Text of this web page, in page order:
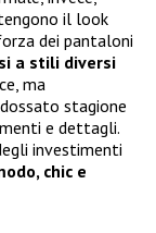
il look
dei pantaloni
a stili diversi
ma
stagione
e dettagli.
investimenti
chic e